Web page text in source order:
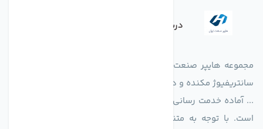
درباره فروشگاه
مجموعه هایپر صنعت ایران در امر تولید و واردات انواع فن های
سانتریفیوژ مکنده و دمنده آکسیال، سقفی، بین کانالی، مرغداری و
... آماده خدمت رسانی به شرکت های تولیدی، صنعتی و ساختمانی
است. با توجه به متنوع بودن فن های تولیدی کمپانی اروپایی